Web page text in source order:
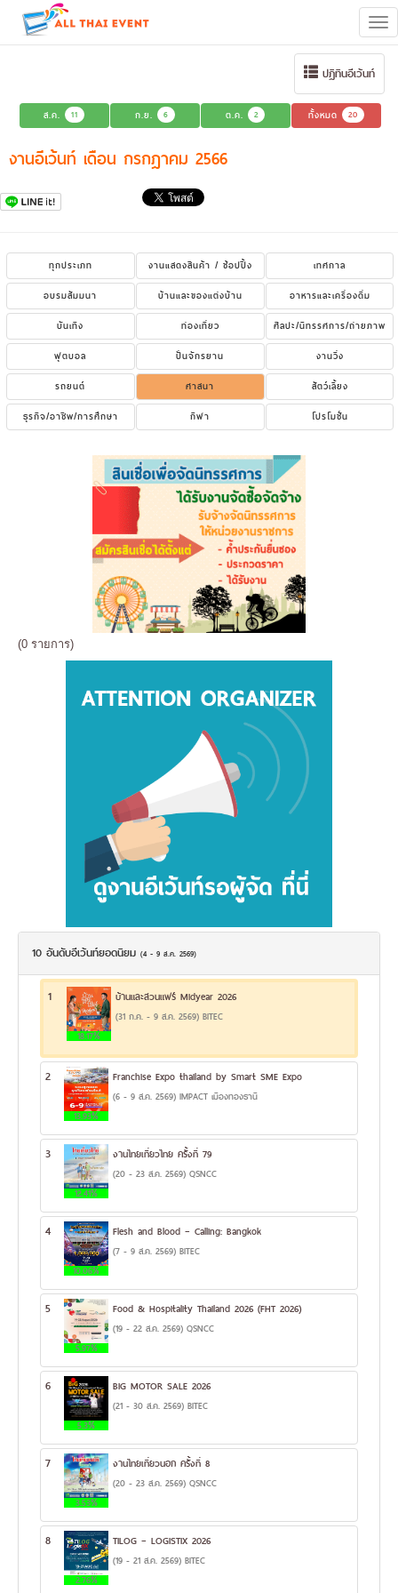
ปฏิทินอีเว้นท์
ส.ค. 11 ก.ย. 6 ต.ค. 2 ทั้งหมด 20
งานอีเว้นท์ เดือน กรกฎาคม 2566
ทุกประเภท งานแสดงสินค้า / ช้อปปิ้ง
เทศกาล
อบรมสัมมนา
บ้านและของแต่งบ้าน
อาหารและเครื่องดื่ม
บันเทิง
ท่องเที่ยว
ศิลปะ/นิทรรศการ/ถ่ายภาพ
ฟุตบอล
ปั่นจักรยาน
งานวิ่ง
รถยนต์
ศาสนา
สัตว์เลี้ยง
ธุรกิจ/อาชีพ/การศึกษา
กีฬา โปรโมชั่น
(0 รายการ)
10 อันดับอีเว้นท์ยอดนิยม (4 - 9 ส.ค. 2569)
1
18.17%
บ้านและสวนแฟร์ Midyear 2026
(31 ก.ค. - 9 ส.ค. 2569) BITEC
2
13.93%
Franchise Expo thailand by Smart SME Expo
(6 - 9 ส.ค. 2569) IMPACT เมืองทองธานี
3
12.41%
งานไทยเที่ยวไทย ครั้งที่ 79
(20 - 23 ส.ค. 2569) QSNCC
4
10.06%
Flesh and Blood – Calling: Bangkok
(7 - 9 ส.ค. 2569) BITEC
5
5.97%
Food & Hospitality Thailand 2026 (FHT 2026)
(19 - 22 ส.ค. 2569) QSNCC
6
5.3%
BIG MOTOR SALE 2026
(21 - 30 ส.ค. 2569) BITEC
7
3.53%
งานไทยเที่ยวนอก ครั้งที่ 8
(20 - 23 ส.ค. 2569) QSNCC
8
2.76%
TILOG – LOGISTIX 2026
(19 - 21 ส.ค. 2569) BITEC